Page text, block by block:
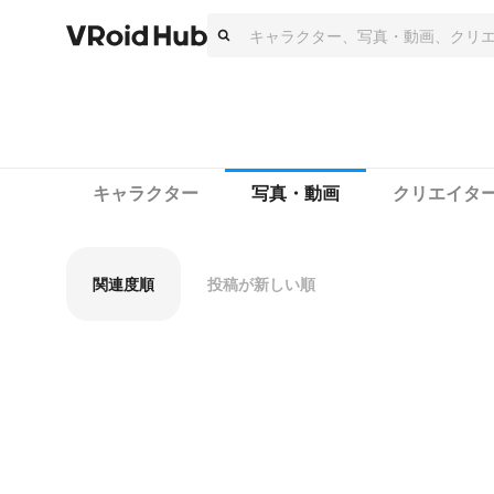
キャラクター 写真・動画 クリエイタ
関連度順 投稿が新しい順